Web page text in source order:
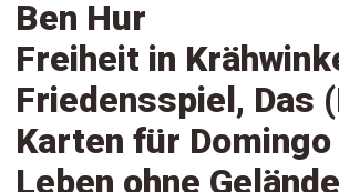
Ben Hur
Freiheit in
Friedensspiel, Das
Karten für
Leben ohne